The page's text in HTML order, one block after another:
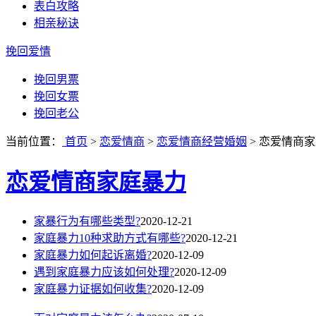
表白攻略
相亲秘诀
挽回爱情
挽回男票
挽回女票
挽回老公
当前位置： 首页 > 恋爱情商 > 恋爱情商经营婚姻 > 恋爱情商
恋爱情商家庭暴力
家暴行为有哪些类型?2020-12-21
家庭暴力10种求助方式有哪些?2020-12-21
家庭暴力如何起诉离婚?2020-12-09
遇到家庭暴力应该如何处理?2020-12-09
家庭暴力证据如何收集?2020-12-09